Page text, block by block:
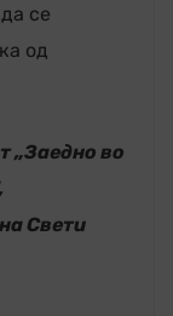
се
од
„Заедно во
Свети